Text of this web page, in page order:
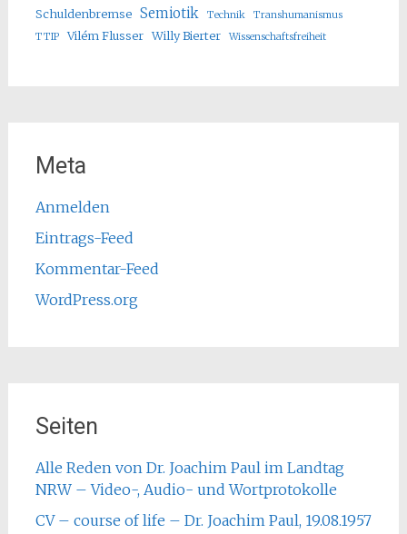
Schuldenbremse Semiotik Technik
Transhumanismus
TTIP
Vilém Flusser Willy Bierter Wissenschaftsfreiheit
Meta
Anmelden
Eintrags-Feed
Kommentar-Feed
WordPress.org
Seiten
Alle Reden von Dr. Joachim Paul im Landtag
NRW – Video-, Audio- und Wortprotokolle
CV – course of life – Dr. Joachim Paul, 19.08.1957